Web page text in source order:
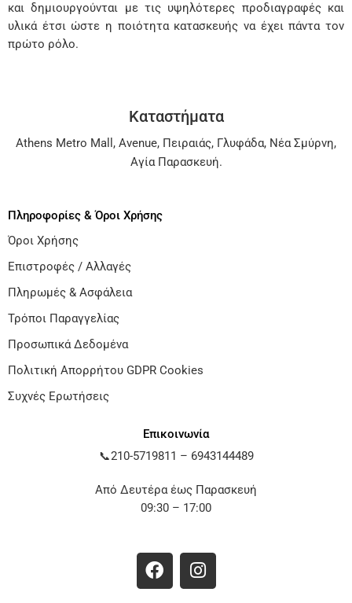
και δημιουργούνται με τις υψηλότερες προδιαγραφές και
υλικά έτσι ώστε η ποιότητα κατασκευής να έχει πάντα τον
πρώτο ρόλο.
Καταστήματα
Athens Metro Mall , Avenue, Πειραιάς, Γλυφάδα, Νέα Σμύρνη,
Αγία Παρασκευή.
Πληροφορίες & Όροι Χρήσης
Όροι Χρήσης
Επιστροφές / Αλλαγές
Πληρωμές & Ασφάλεια
Τρόποι Παραγγελίας
Προσωπικά Δεδομένα
Πολιτική Απορρήτου GDPR Cookies
Συχνές Ερωτήσεις
Επικοινωνία
📞210-5719811 – 6943144489
Από Δευτέρα έως Παρασκευή
09:30 – 17:00